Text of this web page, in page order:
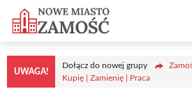
Przejdź
treści
UWAGA!
Dołącz do nowej grupy
Kupię | Zamienię | Praca